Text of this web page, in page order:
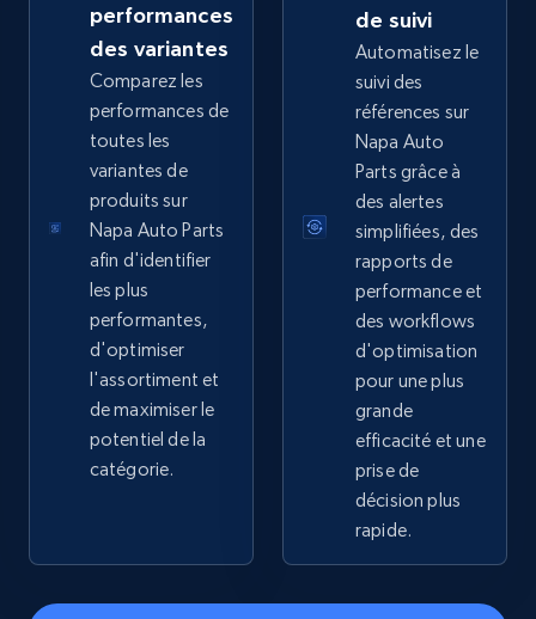
URL, Domain, Country code, Model number,
Sku, Product id, Product name, Manufacturer,
2.1K+ Commencer
Home Depot US - Gather data on products
URL, Domain, Country code, Model number,
Sku, Product id, Product name, Manufacturer,
and more.
2.1K+ 355+ Commencer
Home Depot US - Discover products by
performances
des variantes
Comparez les
performances de
toutes les
variantes de
produits sur
Napa Auto Parts
afin d'identifier
les plus
performantes,
d'optimiser
l'assortiment et
de maximiser le
potentiel de la
catégorie.
de suivi
Automatisez le
suivi des
références sur
Napa Auto
Parts grâce à
des alertes
simplifiées, des
rapports de
performance et
des workflows
d'optimisation
pour une plus
grande
efficacité et une
prise de
décision plus
rapide.